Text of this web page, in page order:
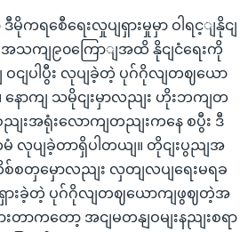
ကရစေီရေးလှုပျရှားမှုမှာ ဝါရင့ျနိုငျ
အသကျ၉၀ကြောျအထိ နိုငျငံရေးကို
ျ ဝငျပါပွီး လုပျခဲ့တဲ့ ပုဂ်ဂိုလျတဈယော
နောကျ သမိုငျးမှာလညျး ဟိုးဘကျတ
ျးအရုံးလောကျတညျးကနေ စပွီး ဒီ
လုပျခဲ့တာရှိပါတယျ။ တိုငျးပွညျအ
စတှမှောလညျး လှတျလပျရေးမရခ
ျရှားခဲ့တဲ့ ပုဂ်ဂိုလျတဈယောကျဖွဈတဲ့အ
ာကတော့ အငျမတနျဝမျးနညျးစရာ